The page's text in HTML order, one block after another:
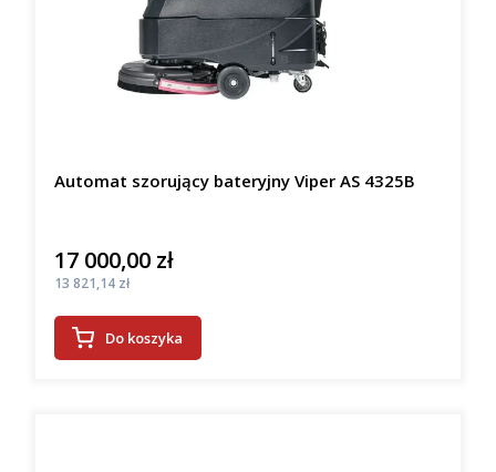
Automat szorujący bateryjny Viper AS 4325B
Cena
17 000,00 zł
Cena
13 821,14 zł
Do koszyka